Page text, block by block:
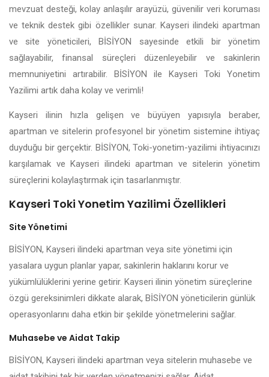
mevzuat desteği, kolay anlaşılır arayüzü, güvenilir veri koruması
ve teknik destek gibi özellikler sunar. Kayseri ilindeki apartman
ve site yöneticileri, BİSİYON sayesinde etkili bir yönetim
sağlayabilir, finansal süreçleri düzenleyebilir ve sakinlerin
memnuniyetini artırabilir. BİSİYON ile Kayseri Toki Yonetim
Yazilimi artık daha kolay ve verimli!
Kayseri ilinin hızla gelişen ve büyüyen yapısıyla beraber,
apartman ve sitelerin profesyonel bir yönetim sistemine ihtiyaç
duyduğu bir gerçektir. BİSİYON, Toki-yonetim-yazilimi ihtiyacınızı
karşılamak ve Kayseri ilindeki apartman ve sitelerin yönetim
süreçlerini kolaylaştırmak için tasarlanmıştır.
Kayseri Toki Yonetim Yazilimi Özellikleri
Site Yönetimi
BİSİYON, Kayseri ilindeki apartman veya site yönetimi için
yasalara uygun planlar yapar, sakinlerin haklarını korur ve
yükümlülüklerini yerine getirir. Kayseri ilinin yönetim süreçlerine
özgü gereksinimleri dikkate alarak, BİSİYON yöneticilerin günlük
operasyonlarını daha etkin bir şekilde yönetmelerini sağlar.
Muhasebe ve Aidat Takip
BİSİYON, Kayseri ilindeki apartman veya sitelerin muhasebe ve